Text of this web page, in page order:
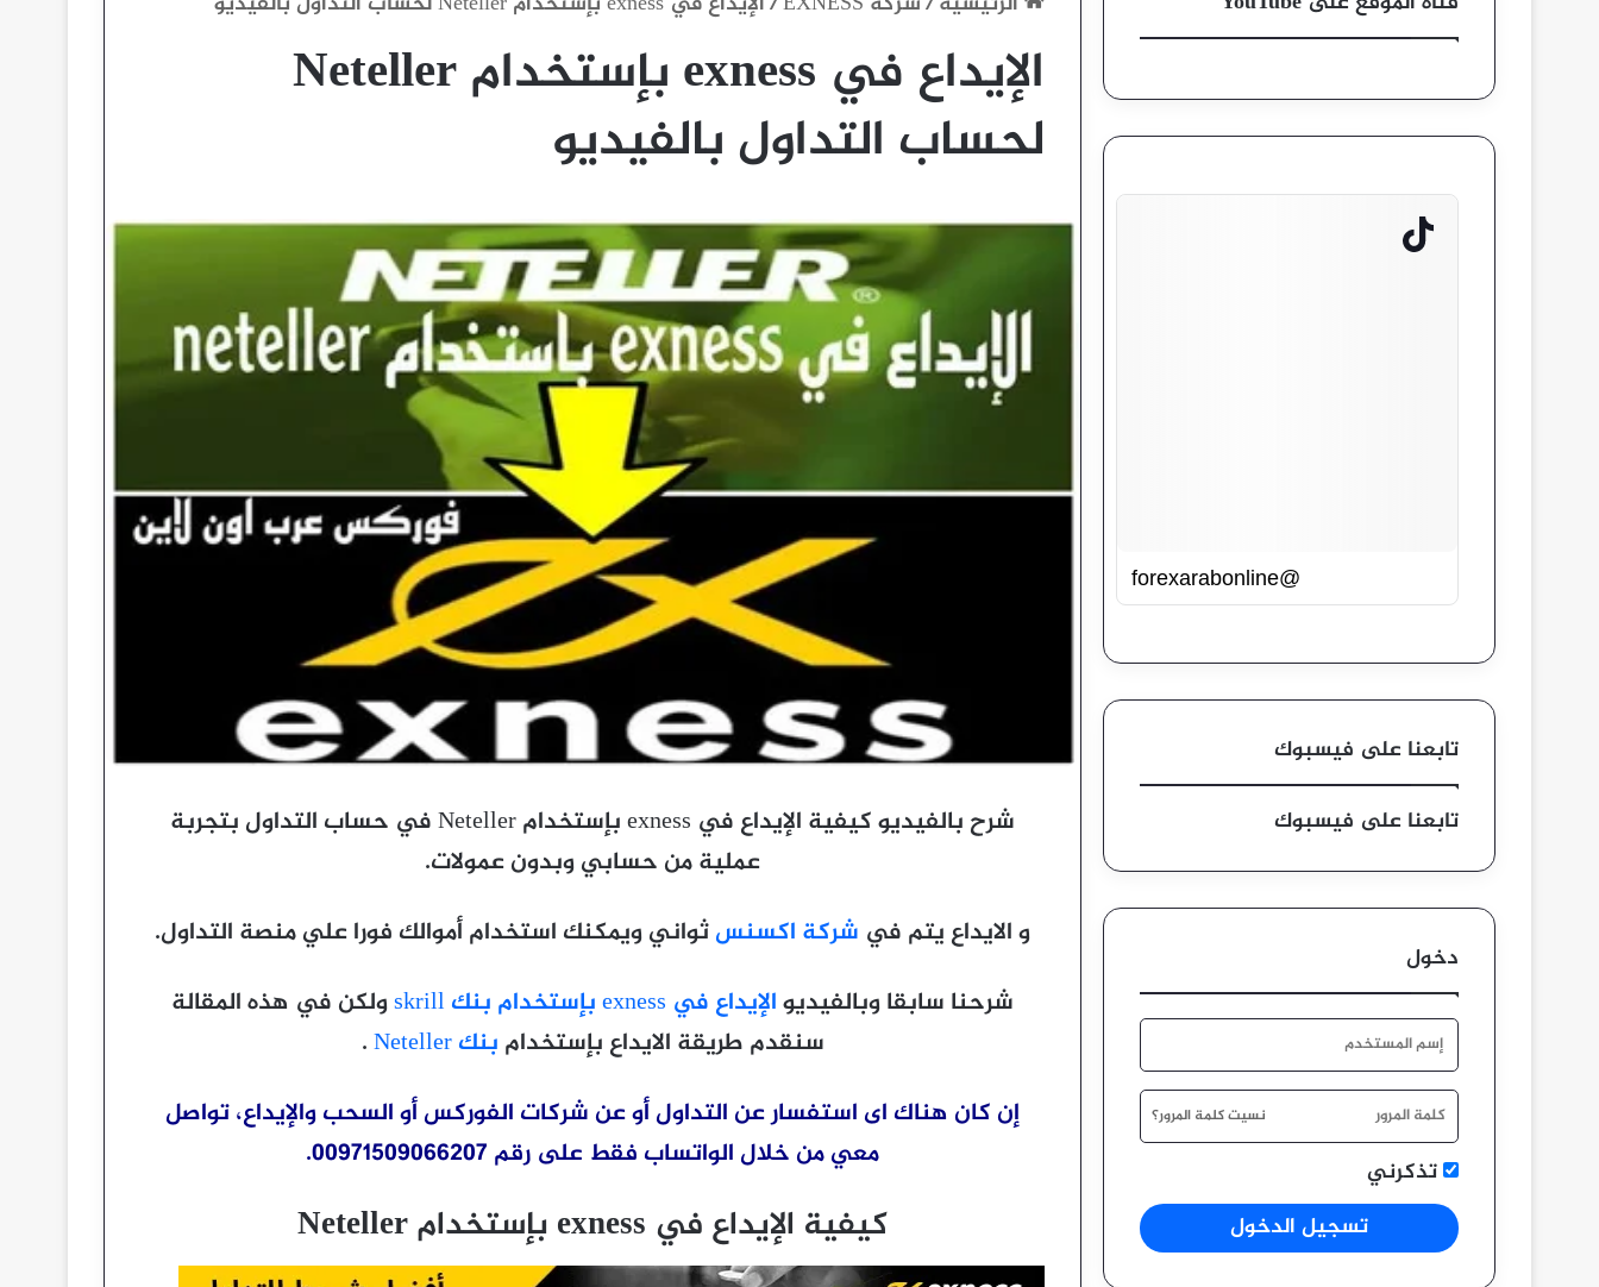
الإيداع في exness بإستخدام Neteller
لحساب التداول بالفيديو
شرح بالفيديو كيفية الإيداع في exness بإستخدام Neteller في حساب التداول بتجربة
عملية من حسابي وبدون عمولات.
و الايداع يتم في شركة اكسنسثواني ويمكنك استخدام أموالك فورا علي منصة التداول.
شرحنا سابقا وبالفيديوالإيداع في exness بإستخدام بنك skrill
ولكن في هذه المقالة
سنقدم طريقة الايداع بإستخدام بنك Neteller
.
إن كان هناك اى استفسار عن التداول أو عن شركات الفوركس أو السحب والإيداع، تواصل
معي من خلال الواتساب فقط على رقم 00971509066207.
كيفية الإيداع في exness بإستخدام Neteller
@forexarabonline
تابعنا على فيسبوك
تابعنا على فيسبوك
دخول
نسيت كلمة المرور؟
تذكرني
تسجيل الدخول